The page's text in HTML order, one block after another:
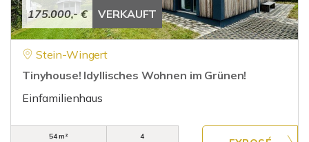
175.000,- € VERKAUFT
Stein-Wingert
Tinyhouse! Idyllisches Wohnen im Grünen!
Einfamilienhaus
54 m²
4